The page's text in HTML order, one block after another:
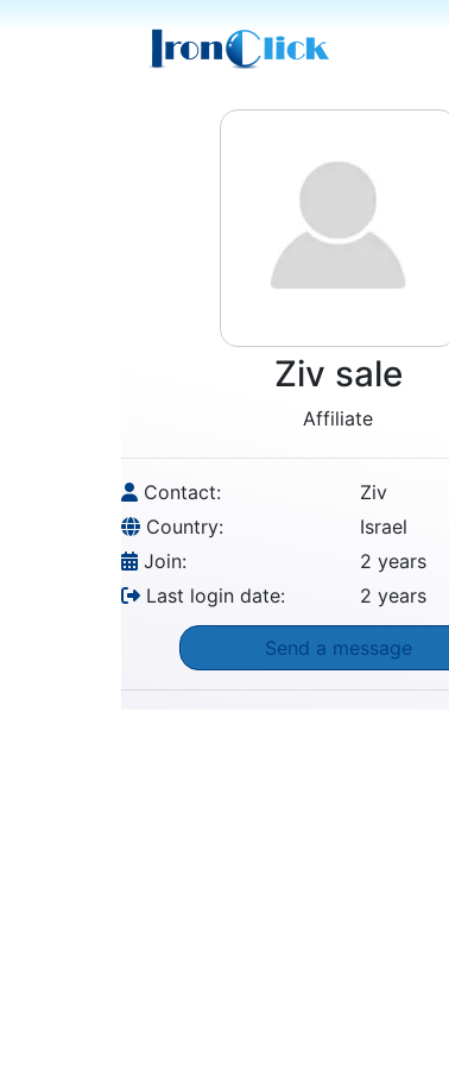
Ziv sale
Affiliate
Contact:
Ziv
Country:
Israel
Join:
2 years
Last login date:
2 years
Send a message